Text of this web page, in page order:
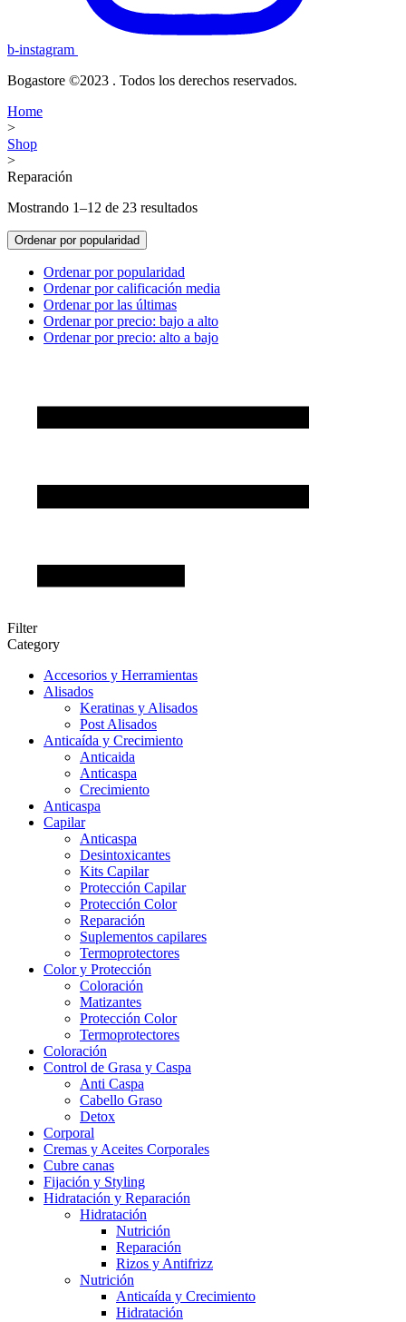
b-instagram
Bogastore ©2023 . Todos los derechos reservados.
Home
>
Shop
>
Reparación
Mostrando 1–12 de 23 resultados
Ordenar por popularidad
Ordenar por popularidad
Ordenar por calificación media
Ordenar por las últimas
Ordenar por precio: bajo a alto
Ordenar por precio: alto a bajo
Filter
Category
Accesorios y Herramientas
Alisados
Keratinas y Alisados
Post Alisados
Anticaída y Crecimiento
Anticaida
Anticaspa
Crecimiento
Anticaspa
Capilar
Anticaspa
Desintoxicantes
Kits Capilar
Protección Capilar
Protección Color
Reparación
Suplementos capilares
Termoprotectores
Color y Protección
Coloración
Matizantes
Protección Color
Termoprotectores
Coloración
Control de Grasa y Caspa
Anti Caspa
Cabello Graso
Detox
Corporal
Cremas y Aceites Corporales
Cubre canas
Fijación y Styling
Hidratación y Reparación
Hidratación
Nutrición
Reparación
Rizos y Antifrizz
Nutrición
Anticaída y Crecimiento
Hidratación